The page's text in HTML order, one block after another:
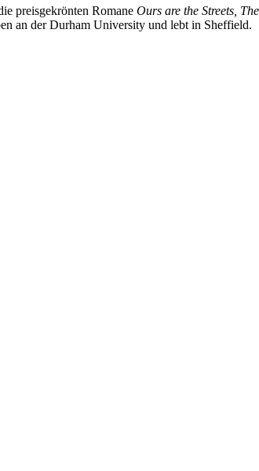
preisgekrönten Romane Ours are the Streets,
an der Durham University und lebt in Sheffield.